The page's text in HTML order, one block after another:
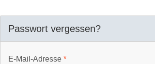
Passwort vergessen?
E-Mail-Adresse